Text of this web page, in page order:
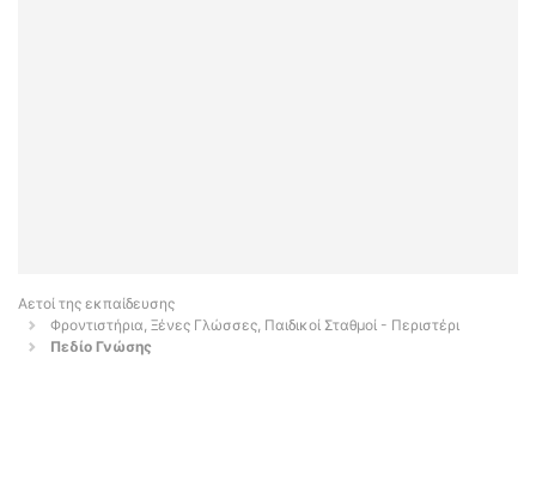
Αετοί της εκπαίδευσης
Φροντιστήρια, Ξένες Γλώσσες, Παιδικοί Σταθμοί - Περιστέρι
Πεδίο Γνώσης